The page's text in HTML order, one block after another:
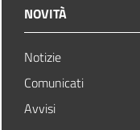
NOVITÀ
Notizie
Comunicati
Avvisi